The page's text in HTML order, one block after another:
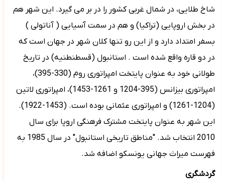
شاخ طلایی، در شمال غربی کشور را در بر می گیرد. این شهر هم
در بخش اروپایی (تراکیا) و هم در سمت آسیایی ( آناتولی )
بسفر امتداد دارد و از این رو تنها کلان شهر در جهان است که
در دو قاره واقع شده است . استانبول (قسطنطنیه) در تاریخ
طولانی خود به عنوان پایتخت امپراتوری روم (330-395)،
امپراتوری بیزانس (395-1204 و 1261-1453)، امپراتوری لاتین
(1204-1261) و امپراتوری عثمانی بوده است. (1453-1922).
این شهر به عنوان پایتخت مشترک فرهنگی اروپا برای سال
2010 انتخاب شد. "مناطق تاریخی استانبول" در سال 1985 به
فهرست میراث جهانی یونسکو اضافه شد.
گردشگری